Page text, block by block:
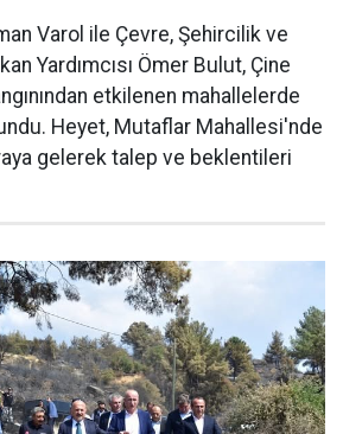
Varol ile Çevre, Şehircilik ve
Yardımcısı Ömer Bulut, Çine
etkilenen mahallelerde
Heyet, Mutaflar Mahallesi'nde
gelerek talep ve beklentileri